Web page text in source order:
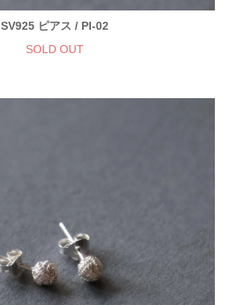
SV925 ピアス / PI-02
SOLD OUT